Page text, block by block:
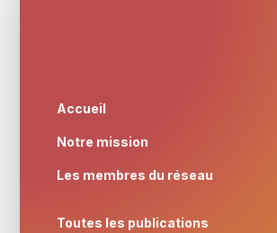
Accueil
Notre mission
Les membres du réseau
Toutes les publications